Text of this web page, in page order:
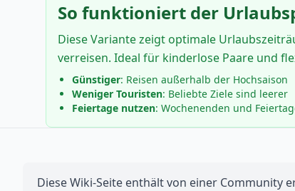
So funktioniert der
Diese Variante zeigt optimale
verreisen. Ideal für kinderlose Paare und
Günstiger: Reisen außerhalb der Hochsaison
Weniger Touristen: Beliebte Ziele sind leerer
Feiertage nutzen: Wochenenden und
Diese Wiki-Seite enthält von einer Community